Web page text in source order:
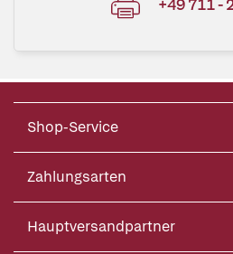
+49 711 -
Shop-Service
Zahlungsarten
Hauptversandpartner